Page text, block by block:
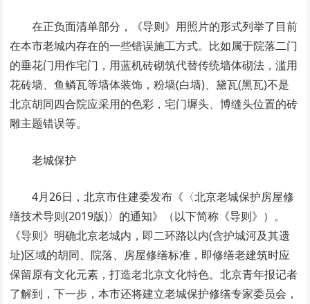
在正负面清单部分，《导则》用照片的形式列举了目前
在本市老城内存在的一些错误施工方式。比如属于院落二门
的垂花门用作宅门，用蓝机砖砌筑代替传统墙体砌法，滥用
花砖墙、鱼鳞瓦等墙体装饰，粉墙(白墙)、黛瓦(黑瓦)不是
北京胡同四合院应采用的色彩，宅门墀头、博缝头位置的砖
雕主题错误等。
老城保护
4月26日，北京市住建委发布《〈北京老城保护房屋修
缮技术导则(2019版)〉的通知》（以下简称《导则》）。
《导则》明确北京老城内，即二环路以内(含护城河及其遗
址)区域的胡同、院落、房屋修缮标准，即修缮老建筑时应
保留原有文化元素，打造老北京文化特色。北京青年报记者
了解到，下一步，本市还将建立老城保护修缮专家委员会，